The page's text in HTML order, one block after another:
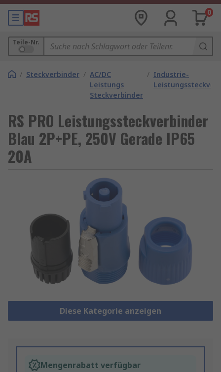
0
Teile-Nr.
/ Steckverbinder / AC/DC
Leistungs
Steckverbinder
/ Industrie-
RS PRO Leistungssteckverbinder
Blau 2P+PE, 250V Gerade IP65
20A
Diese Kategorie anzeigen
Mengenrabatt verfügbar